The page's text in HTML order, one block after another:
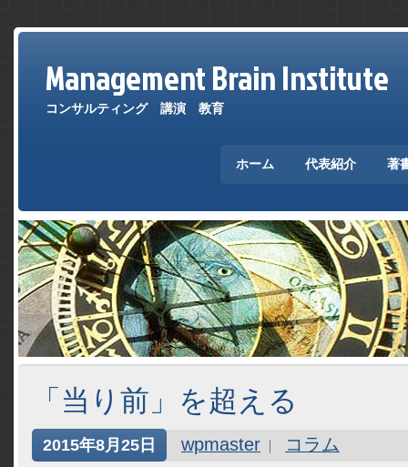
Management Brain Institute
コンサルティング 講演 教育
ホーム 代表紹介 著
「当り前」を超える
2015年8月25日 wpmaster コラム